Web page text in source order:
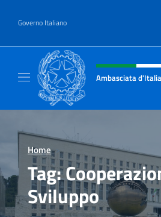
Governo Italiano
Intestazione sito,
Ambasciata
Home >
Tag:
Sviluppo